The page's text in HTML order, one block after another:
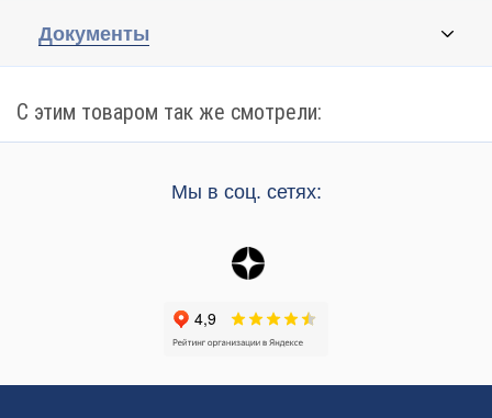
Документы
С этим товаром так же смотрели:
Мы в соц. сетях: